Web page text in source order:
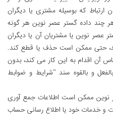
ارتباط که بوسیله مشتری یا دیگران
چند داده گستر عصر نوین هر گونه
عصر نوین یا مشتریان آن یا دیگران
حتی ممکن است حذف یا قطع کند.
آن اقدام به این کار می کند، بدون
و بالقوه سند "شرایط و ضوابط
نوین ممکن است اطلاعات جمع آوری
و خدمات خود یا اطلاع رسانی حساب